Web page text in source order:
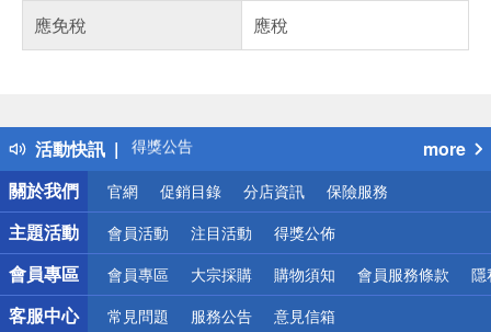
應免稅
應稅
活動快訊
得獎公告
熱門話題
銀行優惠
偏遠地區配送
詐騙網頁！請小心！
more
關於我們
官網 促銷目錄 分店資訊 保險服務
主題活動 會員活動 注目活動 得獎公佈
會員專區 會員專區 大宗採購 購物須知 會員服務條款 隱
客服中心 常見問題 服務公告 意見信箱